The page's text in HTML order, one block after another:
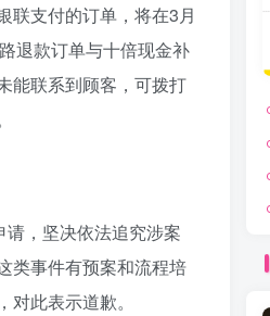
联支付的订单，将在3月
退款订单与十倍现金补
能联系到顾客，可拨打
，坚决依法追究涉案
类事件有预案和流程培
此表示道歉。